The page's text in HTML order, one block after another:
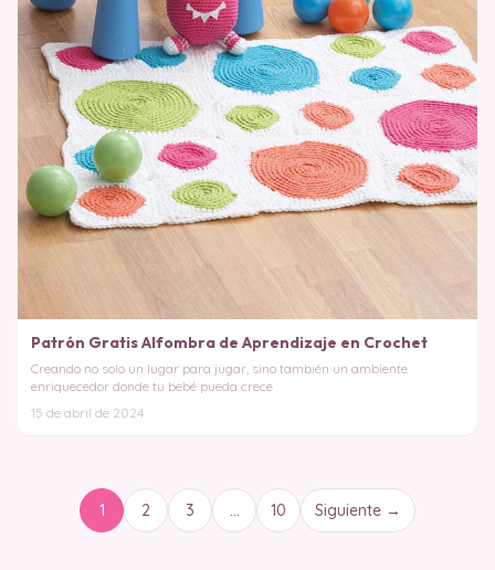
Patrón Gratis Alfombra de Aprendizaje en Crochet
Creando no solo un lugar para jugar, sino también un ambiente
enriquecedor donde tu bebé pueda crece
15 de abril de 2024
1 2 3 … 10 Siguiente →